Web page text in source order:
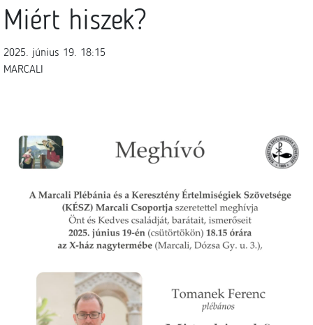
Miért hiszek?
2025. június 19. 18:15
MARCALI